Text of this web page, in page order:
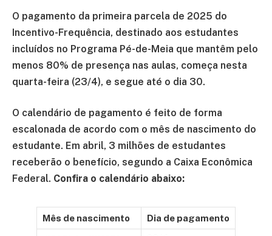
O pagamento da primeira parcela de 2025 do
Incentivo-Frequência, destinado aos estudantes
incluídos no Programa Pé-de-Meia que mantêm pelo
menos 80% de presença nas aulas, começa nesta
quarta-feira (23/4), e segue até o dia 30.
O calendário de pagamento é feito de forma
escalonada de acordo com o mês de nascimento do
estudante. Em abril, 3 milhões de estudantes
receberão o benefício, segundo a Caixa Econômica
Federal. Confira o calendário abaixo:
Mês de nascimento Dia de pagamento